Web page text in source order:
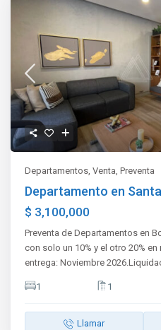
Departamentos,Venta,Preventa
Departamento en Santa
$ 3,100,000
Preventa de Departamentos en
con solo un 10% y el otro 20%
entrega: Noviembre
1 1
Llamar